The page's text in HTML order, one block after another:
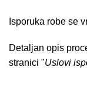
Isporuka robe se
Detaljan opis
stranici "Uslovi